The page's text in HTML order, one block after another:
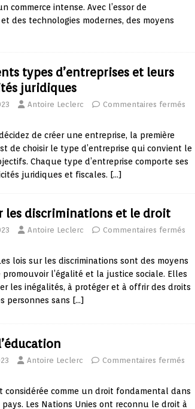
commerce intense. Avec l’essor de
des technologies modernes, des moyens
types d’entreprises et leurs
juridiques
Antoire Leclerc Commentaires fermés
de créer une entreprise, la première
de choisir le type d’entreprise qui convient le
Chaque type d’entreprise comporte ses
juridiques et fiscales. […]
les discriminations et le droit
Antoire Leclerc Commentaires fermés
lois sur les discriminations sont des moyens
l’égalité et la justice sociale. Elles
les inégalités, à protéger et à offrir des droits
personnes sans […]
Antoire Leclerc Commentaires fermés
considérée comme un droit fondamental dans
Les Nations Unies ont reconnu le droit à